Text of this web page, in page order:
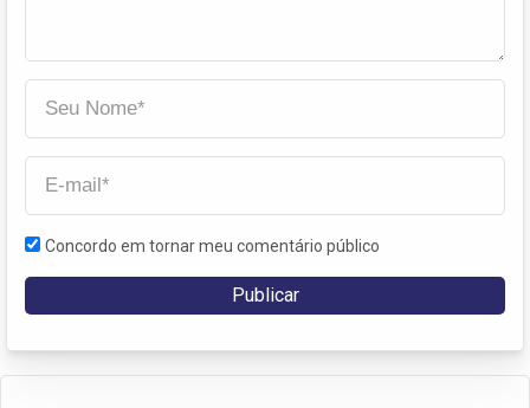
Concordo em tornar meu comentário público